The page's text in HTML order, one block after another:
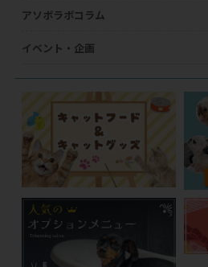
アソボラボコラム
イベント・企画